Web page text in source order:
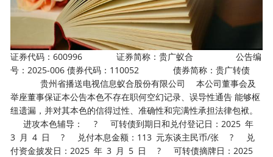
证券代码：600996 证券简称：贵广蚁合 公告编
号：2025-006 债券代码：110052 债券简称：贵广转债
贵州省播送电视信息蚁合股份有限公司 本公司董事会及
举座董事保证本公告本色不存在职何空幻记录、误导性通告 能够枢
纽遗漏，并对其本色的信得过性、准确性和完满性承担法律包袱。
进攻本色辅导： ? 可转债到期日和兑付登记日：2025 年
3 月 4 日 ? 兑付本息金额：113 元东谈主民币/张 ? 兑
付资金披发日：2025 年 3 月 5 日 ? 可转债摘牌日：2025